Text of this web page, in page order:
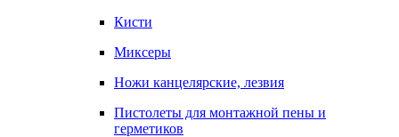
Кисти
Миксеры
Ножи канцелярские, лезвия
Пистолеты для монтажной пены и
герметиков